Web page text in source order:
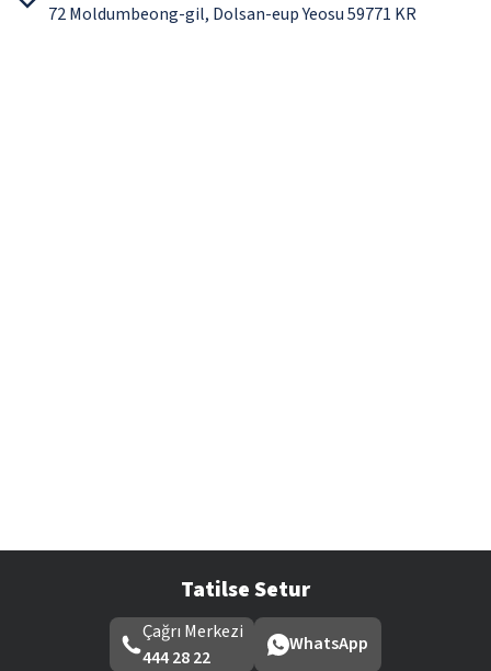
72 Moldumbeong-gil, Dolsan-eup Yeosu 59771 KR
Tatilse Setur
Çağrı Merkezi
444 28 22
WhatsApp